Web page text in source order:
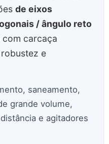
de eixos
/ ângulo reto
com carcaça
e
saneamento,
grande volume,
e agitadores